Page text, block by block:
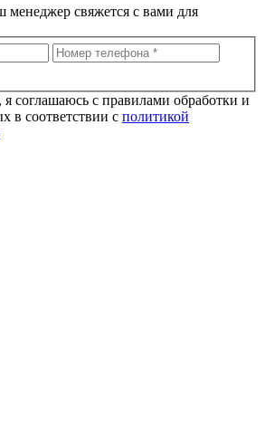
менеджер свяжется с вами для
соглашаюсь с правилами обработки и
в соответствии с политикой